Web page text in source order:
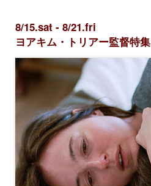
8/15.sat - 8/21.fri
ヨアキム・トリアー監督特集